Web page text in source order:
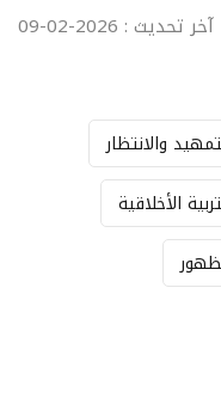
آخر تحديث : 2026-02-09
والانتظار
الأخلاقية